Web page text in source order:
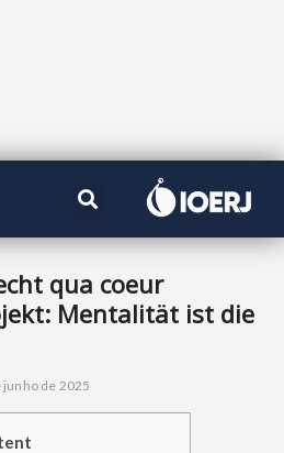
qua coeur
Mentalität ist die
de 2025